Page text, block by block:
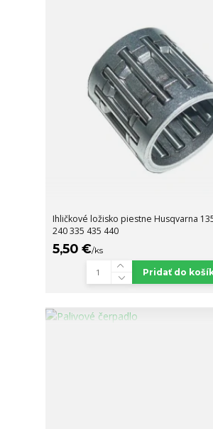
Ihličkové ložisko piestne Husqvarna
240 335 435 440
5,50 €/ks
Pridať do